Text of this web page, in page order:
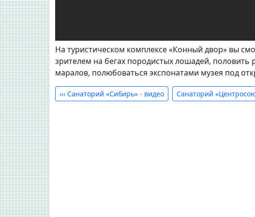
На туристическом комплексе «Конный двор» вы
зрителем на бегах породистых лошадей, половить
маралов, полюбоваться экспонатами музея под
‹‹‹ Санаторий «Сибирь» - видео Санаторий